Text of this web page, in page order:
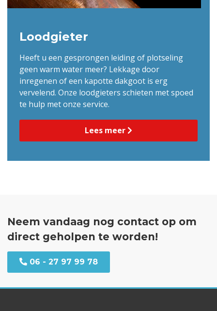
Loodgieter
Heeft u een gesprongen leiding of plotseling
geen warm water meer? Lekkage door
inregenen of een kapotte dakgoot is erg
vervelend. Onze loodgieters schieten met spoed
te hulp met onze service.
Lees meer
Neem vandaag nog contact op om
direct geholpen te worden!
06 - 27 97 99 78